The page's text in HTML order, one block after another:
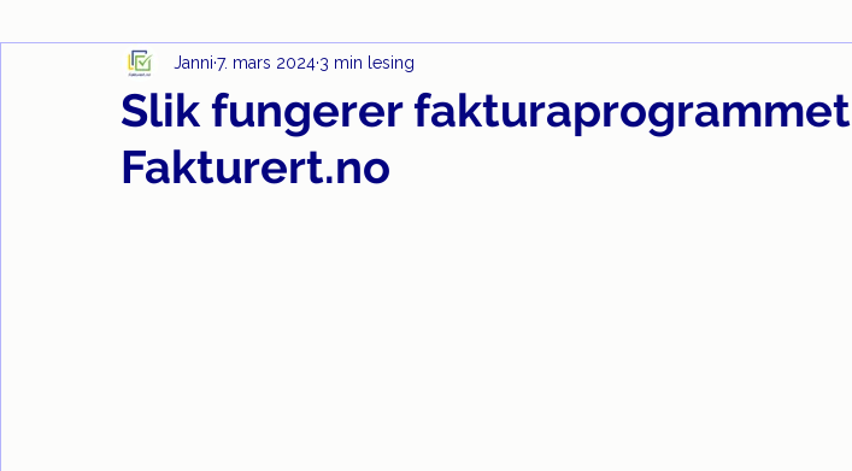
Slik fungerer fakturaprogrammet
Fakturert.no
Janni 7. mars 2024 3 min lesing